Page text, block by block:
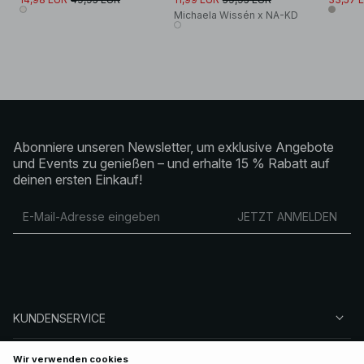
Michaela Wissén x NA-KD
Abonniere unseren Newsletter, um exklusive Angebote
und Events zu genießen – und erhalte 15 % Rabatt auf
deinen ersten Einkauf!
JETZT ANMELDEN
KUNDENSERVICE
ÜBER NA-KD